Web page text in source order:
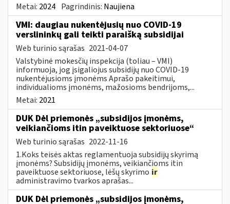
Metai: 2024 Pagrindinis: Naujiena
VMI: daugiau nukentėjusių nuo COVID-19
verslininkų gali teikti paraišką subsidijai
Web turinio sąrašas 2021-04-07
Valstybinė mokesčių inspekcija (toliau – VMI)
informuoja, jog įsigaliojus subsidijų nuo COVID-19
nukentėjusioms įmonėms Aprašo pakeitimui,
individualioms įmonėms, mažosioms bendrijoms,...
Metai: 2021
DUK Dėl priemonės „subsidijos įmonėms,
veikiančioms itin paveiktuose sektoriuose“
Web turinio sąrašas 2022-11-16
1.Koks teisės aktas reglamentuoja subsidijų skyrimą
įmonėms? Subsidijų įmonėms, veikiančioms itin
paveiktuose sektoriuose, lėšų skyrimo ir
administravimo tvarkos aprašas...
DUK Dėl priemonės „subsidijos įmonėms,